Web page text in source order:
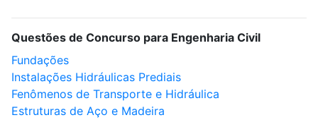
Questões de Concurso para Engenharia Civil
Fundações
Instalações Hidráulicas Prediais
Fenômenos de Transporte e Hidráulica
Estruturas de Aço e Madeira